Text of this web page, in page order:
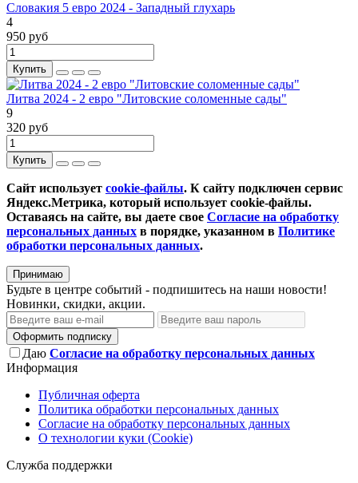
Словакия 5 евро 2024 - Западный глухарь
4
950 руб
Купить
Литва 2024 - 2 евро "Литовские соломенные сады"
9
320 руб
Купить
Сайт использует cookie-файлы. К cайту подключен сервис
Яндекс.Метрика, который использует cookie-файлы.
Оставаясь на сайте, вы даете свое Согласие на обработку
персональных данных в порядке, указанном в Политике
обработки персональных данных.
Принимаю
Будьте в центре событий - подпишитесь на наши новости!
Новинки, скидки, акции.
Оформить подписку
Даю Согласие на обработку персональных данных
Информация
Публичная оферта
Политика обработки персональных данных
Согласие на обработку персональных данных
О технологии куки (Cookie)
Служба поддержки